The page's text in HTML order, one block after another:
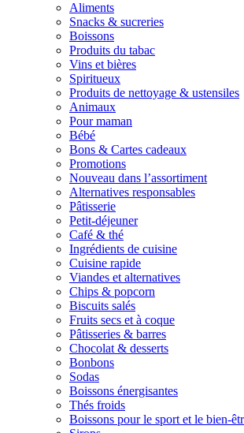
Aliments
Snacks & sucreries
Boissons
Produits du tabac
Vins et bières
Spiritueux
Produits de nettoyage & ustensiles
Animaux
Pour maman
Bébé
Bons & Cartes cadeaux
Promotions
Nouveau dans l’assortiment
Alternatives responsables
Pâtisserie
Petit-déjeuner
Café & thé
Ingrédients de cuisine
Cuisine rapide
Viandes et alternatives
Chips & popcorn
Biscuits salés
Fruits secs et à coque
Pâtisseries & barres
Chocolat & desserts
Bonbons
Sodas
Boissons énergisantes
Thés froids
Boissons pour le sport et le bien-